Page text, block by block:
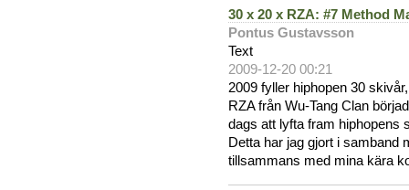
30 x 20 x RZA: #7 Method
Pontus Gustavsson
Text
2009-12-20 00:21
2009 fyller hiphopen 30
RZA från Wu-Tang Clan
dags att lyfta fram hiphopens
Detta har jag gjort i samband
tillsammans med mina kära